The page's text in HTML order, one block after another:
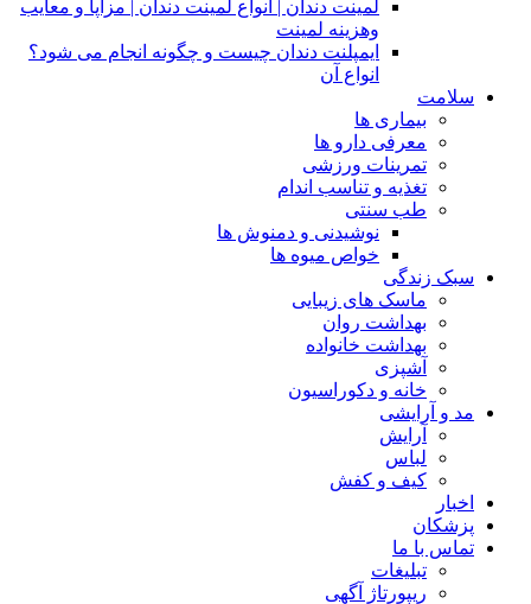
لمینت دندان | انواع لمینت دندان | مزاپا و معایب
وهزینه لمینت
ایمپلنت دندان چیست و چگونه انجام می شود؟
انواع آن
سلامت
بیماری ها
معرفی دارو ها
تمرینات ورزشی
تغذیه و تناسب اندام
طب سنتی
نوشیدنی و دمنوش ها
خواص میوه ها
سبک زندگی
ماسک های زیبایی
بهداشت روان
بهداشت خانواده
آشپزی
خانه و دکوراسیون
مد و آرایشی
آرایش
لباس
کیف و کفش
اخبار
پزشکان
تماس با ما
تبلیغات
ریپورتاژ آگهی